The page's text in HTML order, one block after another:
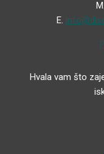
Μ.
Ε.
Hvala vam što